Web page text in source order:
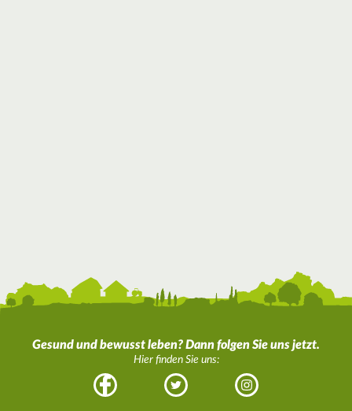
Gesund und bewusst leben? Dann folgen Sie uns jetzt.
Hier finden Sie uns:
Facebook Twitter Instagram